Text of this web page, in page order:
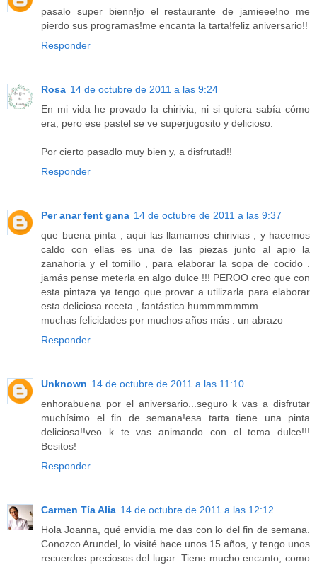
pasalo super bienn!jo el restaurante de jamieee!no me
pierdo sus programas!me encanta la tarta!feliz aniversario!!
Responder
Rosa 14 de octubre de 2011 a las 9:24
En mi vida he provado la chirivia, ni si quiera sabía cómo
era, pero ese pastel se ve superjugosito y delicioso.
Por cierto pasadlo muy bien y, a disfrutad!!
Responder
Per anar fent gana 14 de octubre de 2011 a las 9:37
que buena pinta , aqui las llamamos chirivias , y hacemos
caldo con ellas es una de las piezas junto al apio la
zanahoria y el tomillo , para elaborar la sopa de cocido .
jamás pense meterla en algo dulce !!! PEROO creo que con
esta pintaza ya tengo que provar a utilizarla para elaborar
esta deliciosa receta , fantástica hummmmmmm
muchas felicidades por muchos años más . un abrazo
Responder
Unknown 14 de octubre de 2011 a las 11:10
enhorabuena por el aniversario...seguro k vas a disfrutar
muchísimo el fin de semana!esa tarta tiene una pinta
deliciosa!!veo k te vas animando con el tema dulce!!!
Besitos!
Responder
Carmen Tía Alia 14 de octubre de 2011 a las 12:12
Hola Joanna, qué envidia me das con lo del fin de semana.
Conozco Arundel, lo visité hace unos 15 años, y tengo unos
recuerdos preciosos del lugar. Tiene mucho encanto, como